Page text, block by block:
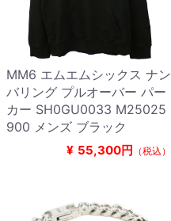
MM6 エムエムシックス ナン
バリング プルオーバー パー
カー SH0GU0033 M25025
900 メンズ ブラック
¥ 55,300円 （税込）